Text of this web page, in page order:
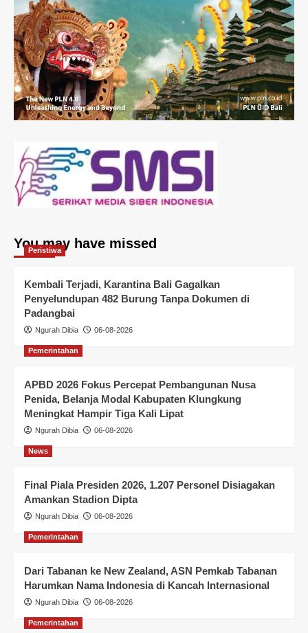
You may have missed
Peristiwa
Kembali Terjadi, Karantina Bali Gagalkan
Penyelundupan 482 Burung Tanpa Dokumen di
Padangbai
Ngurah Dibia 06-08-2026
Pemerintahan
APBD 2026 Fokus Percepat Pembangunan Nusa
Penida, Belanja Modal Kabupaten Klungkung
Meningkat Hampir Tiga Kali Lipat
Ngurah Dibia 06-08-2026
News
Final Piala Presiden 2026, 1.207 Personel Disiagakan
Amankan Stadion Dipta
Ngurah Dibia 06-08-2026
Pemerintahan
Dari Tabanan ke New Zealand, ASN Pemkab Tabanan
Harumkan Nama Indonesia di Kancah Internasional
Ngurah Dibia 06-08-2026
Pemerintahan